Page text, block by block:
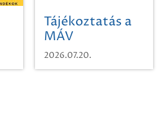
Tájékoztatás a
MÁV
Pályaműködtetési
Zrt. Területi
2026.07.20.